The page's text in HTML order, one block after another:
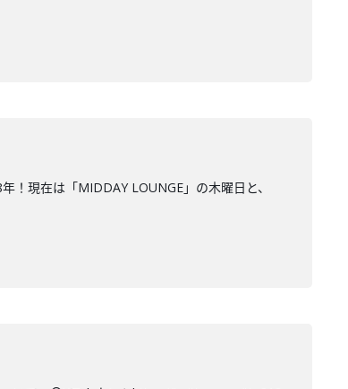
！現在は「MIDDAY LOUNGE」の木曜日と、